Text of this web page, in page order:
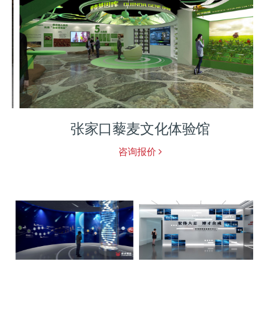
张家口藜麦文化体验馆
咨询报价